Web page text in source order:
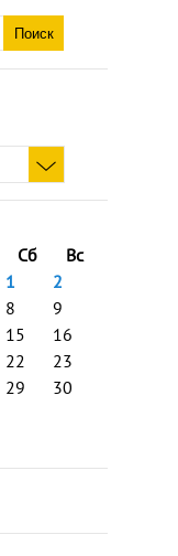
Сб
Вс
1
2
8
9
15
16
22
23
29
30